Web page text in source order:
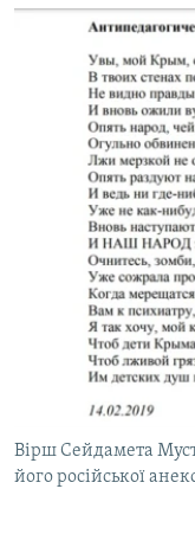
Вірш Сейдамета
його російської